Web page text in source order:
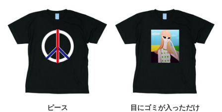
ピース 目にゴミが入っただけ